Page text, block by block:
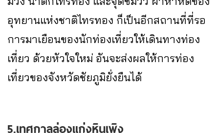
อุทยานแห่งชาติไทรทอง ก็เป็นอีกสถานที่ที่รอ
การมาเยือนของนักท่องเที่ยวให้เดินทางท่อง
เที่ยว ด้วยหัวใจใหม่ อันจะส่งผลให้การท่อง
เที่ยวของจังหวัดชัยภูมิยั่งยืนได้
5.เทศกาลล่องแก่งหินเพิง